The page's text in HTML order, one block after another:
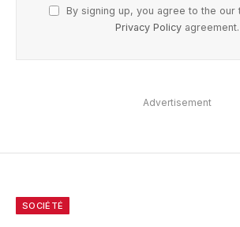
By signing up, you agree to the our
Privacy Policyagreement.
Advertisement
SOCIÉTÉ